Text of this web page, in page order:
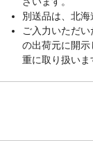
別送品は、北海
ご入力いただ
の出荷元に開
重に取り扱いま